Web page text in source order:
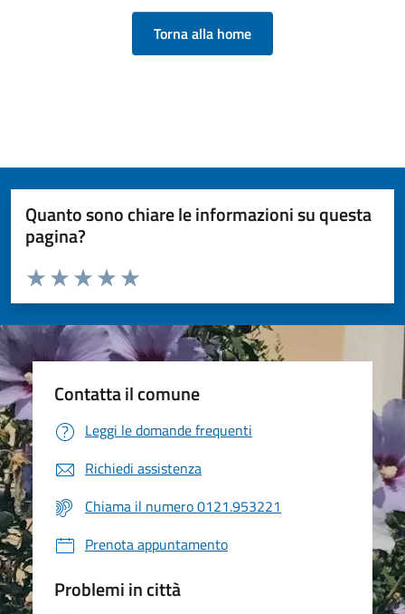
Torna alla home
Quanto sono chiare le informazioni su questa
pagina?
Valuta da 1 a 5 stelle la pagina
Valuta 5 stelle su 5
Valuta 4 stelle su 5
Valuta 3 stelle su 5
Valuta 2 stelle su 5
Valuta 1 stelle su 5
Contatta il comune
Leggi le domande frequenti
Richiedi assistenza
Chiama il numero 0121.953221
Prenota appuntamento
Problemi in città